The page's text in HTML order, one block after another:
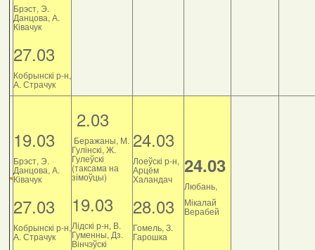
Брэст, Э.
Данцова, А.
Ківачук
27.03
Кобрынскі р-н,
А. Страчук
19.03
Брэст, Э.
Данцова, А.
Ківачук
27.03
Кобрынскі р-н,
А. Страчук
2.03
Беражаны, М.
Гулінскі, Ж.
Гулеўскі
(таксама на
зімоўцы)
19.03
Лідскі р-н, В.
Гуменны, Дз.
Вінчэўскі
24.03
Лоеўскі р-н,
Арцём
Халандач
28.03
Гомель, З.
Гарошка
24.03
Любань,
Мікалай
Верабей